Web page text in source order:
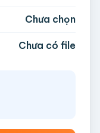
Chưa chọn
Chưa có file